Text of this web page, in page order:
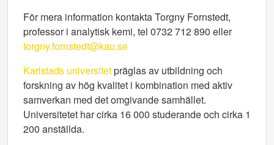
För mera information kontakta Torgny Fornstedt,
professor i analytisk kemi, tel 0732 712 890 eller
torgny.fornstedt@kau.se
Karlstads universitetpräglas av utbildning och
forskning av hög kvalitet i kombination med aktiv
samverkan med det omgivande samhället.
Universitetet har cirka 16 000 studerande och cirka 1
200 anställda.